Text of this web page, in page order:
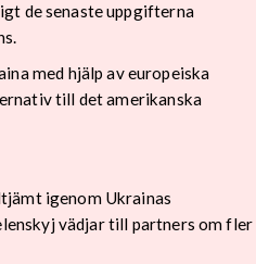
de senaste uppgifterna
med hjälp av europeiska
till det amerikanska
igenom Ukrainas
vädjar till partners om fler